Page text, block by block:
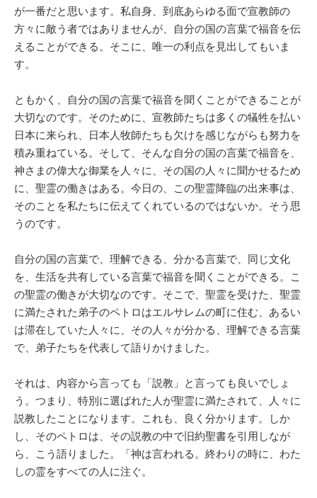
が一番だと思います。私自身、到底あらゆる面で宣教師の
方々に敵う者ではありませんが、自分の国の言葉で福音を伝
えることができる。そこに、唯一の利点を見出してもいま
す。
ともかく、自分の国の言葉で福音を聞くことができることが
大切なのです。そのために、宣教師たちは多くの犠牲を払い
日本に来られ、日本人牧師たちも欠けを感じながらも努力を
積み重ねている。そして、そんな自分の国の言葉で福音を、
神さまの偉大な御業を人々に、その国の人々に聞かせるため
に、聖霊の働きはある。今日の、この聖霊降臨の出来事は、
そのことを私たちに伝えてくれているのではないか。そう思
うのです。
自分の国の言葉で、理解できる、分かる言葉で、同じ文化
を、生活を共有している言葉で福音を聞くことができる。こ
の聖霊の働きが大切なのです。そこで、聖霊を受けた、聖霊
に満たされた弟子のペトロはエルサレムの町に住む、あるい
は滞在していた人々に、その人々が分かる、理解できる言葉
で、弟子たちを代表して語りかけました。
それは、内容から言っても「説教」と言っても良いでしょ
う。つまり、特別に選ばれた人が聖霊に満たされて、人々に
説教したことになります。これも、良く分かります。しか
し、そのペトロは、その説教の中で旧約聖書を引用しなが
ら、こう語りました。「神は言われる。終わりの時に、わた
しの霊をすべての人に注ぐ。